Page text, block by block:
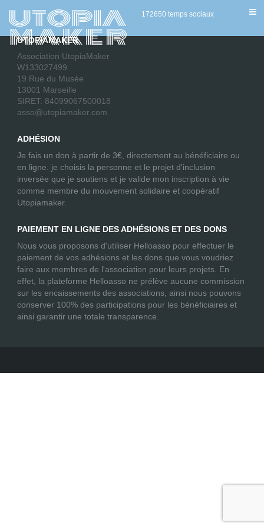
172650 temps sociaux
UTOPIAMAKER
Association UtopiaMaker
W133027499
19 Rue du Musée
13001 Marseille
SIRET: 84099067500018
asso@utopiamaker.com
ADHÉSION
Je fais un don à partir de 3€, directement au bénéficiaire ou
en ligne. je choisis la personne et le projet d'inclusion
inversée que je soutiens et je valide mon inscription à vie
comme membre du mouvement solidaire et coopératif
Utopiamaker.
PAIEMENT EN LIGNE DES ADHÉSIONS ET DES DONS
Nous vous proposons d'utiliser Helloasso pour effectuer le
paiement de vos adhésions et les dons que vous voudriez
faire aux membres de l'association pour leurs projets. En
effet, la plateforme Helloasso ne prélève aucune commission
sur les encaissements des associations, ainsi nous pouvons
conserver 100% des participations pour les bénéficiaires et
ainsi garantir une totale transparence.